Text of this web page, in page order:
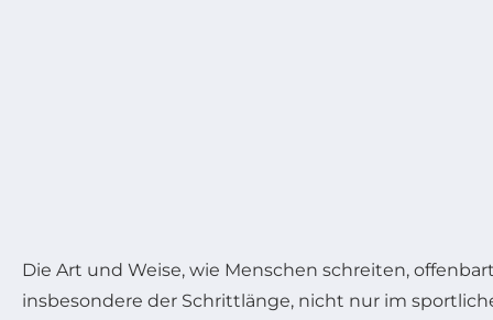
Die Art und Weise, wie Menschen schreiten,
insbesondere der Schrittlänge, nicht nur im